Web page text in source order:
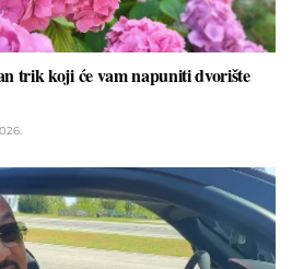
trik koji će vam napuniti dvorište